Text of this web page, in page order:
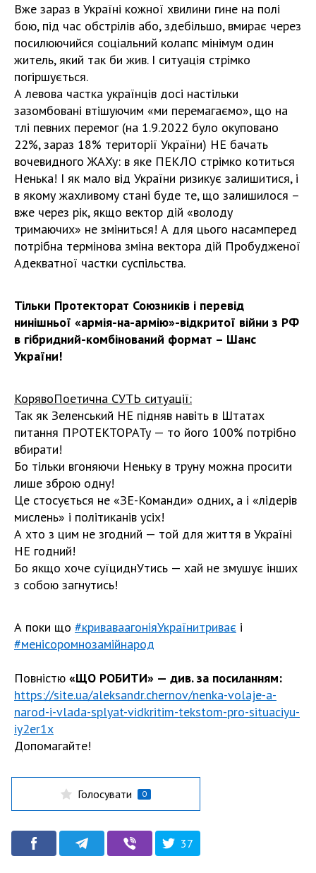
Вже зараз в Україні кожної хвилини гине на полі
бою, під час обстрілів або, здебільшо, вмирає через
посилюючийся соціальний колапс мінімум один
житель, який так би жив. І ситуація стрімко
погіршується.
А левова частка українців досі настільки
зазомбовані втішуючим «ми перемагаємо», що на
тлі певних перемог (на 1.9.2022 було окуповано
22%, зараз 18% території України) НЕ бачать
вочевидного ЖАХу: в яке ПЕКЛО стрімко котиться
Ненька! І як мало від України ризикує залишитися, і
в якому жахливому стані буде те, що залишилося –
вже через рік, якщо вектор дій «володу
тримаючих» не зміниться! А для цього насамперед
потрібна термінова зміна вектора дій Пробудженої
Адекватної частки суспільства.
Тільки Протекторат Союзників і перевід
нинішньої «армія-на-армію»-відкритої війни з РФ
в гібридний-комбінований формат – Шанс
України!
КорявоПоетична СУТЬ ситуації:
Так як Зеленський НЕ підняв навіть в Штатах
питання ПРОТЕКТОРАТу — то його 100% потрібно
вбирати!
Бо тільки вгоняючи Неньку в труну можна просити
лише зброю одну!
Це стосується не «ЗЕ-Команди» одних, а і «лідерів
мислень» і політиканів усіх!
А хто з цим не згодний — той для життя в Україні
НЕ годний!
Бо якщо хоче суїциднУтись — хай не змушує інших
з собою загнутись!
А поки що #криваваагоніяУкраїнитриває і
#менісоромнозамійнарод
Повністю «ЩО РОБИТИ» — див. за посиланням:
https://site.ua/aleksandr.chernov/nenka-volaje-a-
narod-i-vlada-splyat-vidkritim-tekstom-pro-situaciyu-
iy2er1x
Допомагайте!
Голосувати 0
37